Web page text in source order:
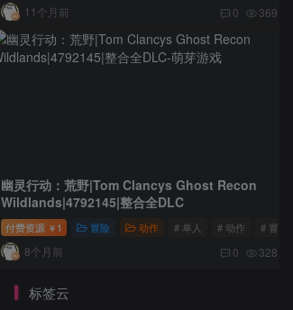
11个月前 0 369
幽灵行动：荒野|Tom Clancys Ghost Recon
Wildlands|4792145|整合全DLC
付费资源 ￥ 1 冒险 动作 # 单人 # 动作 # 冒险
8个月前 0 328
标签云